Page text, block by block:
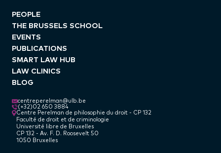
PEOPLE
THE BRUSSELS SCHOOL
EVENTS
PUBLICATIONS
SMART LAW HUB
LAW CLINICS
BLOG
centreperelman@ulb.be
(+32)02 650 3884
Centre Perelman de philosophie du droit - CP 132
Faculté de droit et de criminologie
Université libre de Bruxelles
CP 132 - Av. F. D. Roosevelt 50
1050 Bruxelles